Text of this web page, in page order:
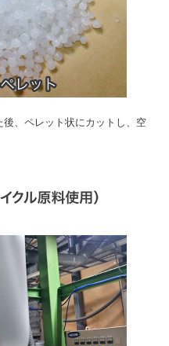
、ペレット状にカットし、空